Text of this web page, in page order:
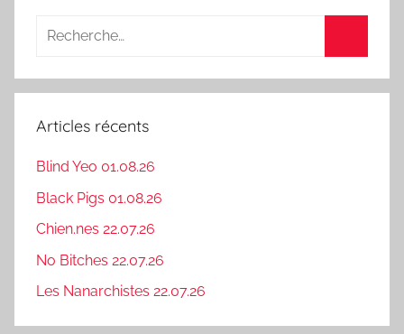
Recherche
:
Articles récents
Blind Yeo 01.08.26
Black Pigs 01.08.26
Chien.nes 22.07.26
No Bitches 22.07.26
Les Nanarchistes 22.07.26